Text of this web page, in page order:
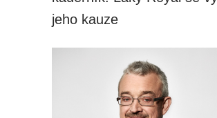
jeho kauze